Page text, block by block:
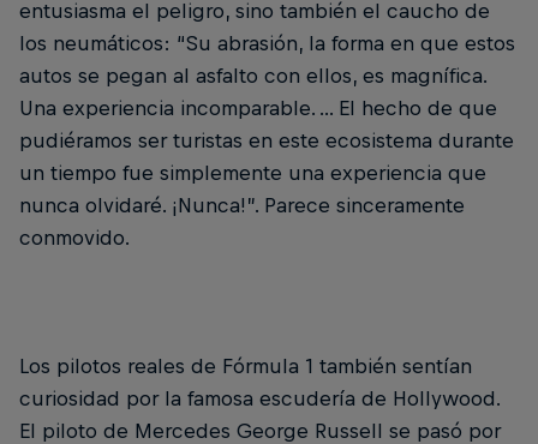
entusiasma el peligro, sino también el caucho de
los neumáticos: “Su abrasión, la forma en que estos
autos se pegan al asfalto con ellos, es magnífica.
Una experiencia incomparable. ... El hecho de que
pudiéramos ser turistas en este ecosistema durante
un tiempo fue simplemente una experiencia que
nunca olvidaré. ¡Nunca!”. Parece sinceramente
conmovido.
Los pilotos reales de Fórmula 1 también sentían
curiosidad por la famosa escudería de Hollywood.
El piloto de Mercedes George Russell se pasó por